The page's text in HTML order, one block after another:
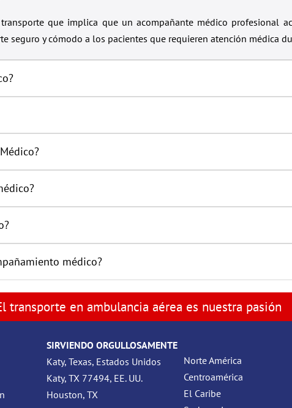
que implica que un acompañante médico profesional
seguro y cómodo a los pacientes que requieren atención médica
médico?
transporte en ambulancia aérea es nuestra pasión
SIRVIENDO ORGULLOSAMENTE
Katy, Texas, Estados Unidos
Katy, TX 77494, EE. UU.
Houston, TX
Norte América
Centroamérica
El Caribe